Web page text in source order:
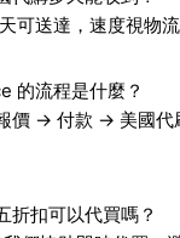
可送達，速度視物流
的流程是什麼？
價 → 付款 → 美國代
折扣可以代買嗎？